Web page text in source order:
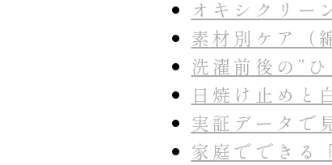
オキシクリー
素材別ケア（
洗濯前後の“
日焼け止めと
実証データで
家庭でできる